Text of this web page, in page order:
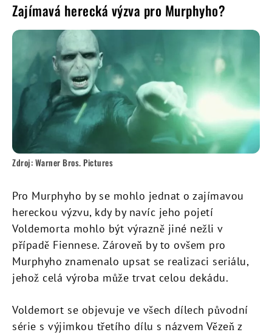
Zajímavá herecká výzva pro Murphyho?
Zdroj: Warner Bros. Pictures
Pro Murphyho by se mohlo jednat o zajímavou
hereckou výzvu, kdy by navíc jeho pojetí
Voldemorta mohlo být výrazně jiné nežli v
případě Fiennese. Zároveň by to ovšem pro
Murphyho znamenalo upsat se realizaci seriálu,
jehož celá výroba může trvat celou dekádu.
Voldemort se objevuje ve všech dílech původní
série s výjimkou třetího dílu s názvem Vězeň z